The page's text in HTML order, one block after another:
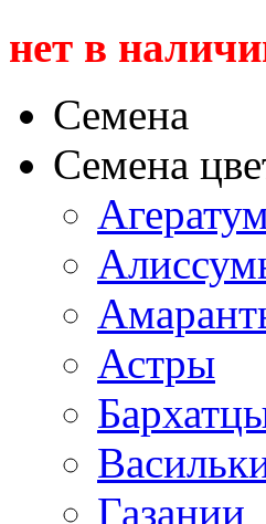
нет в
Семена
Семена
Астры
Газании